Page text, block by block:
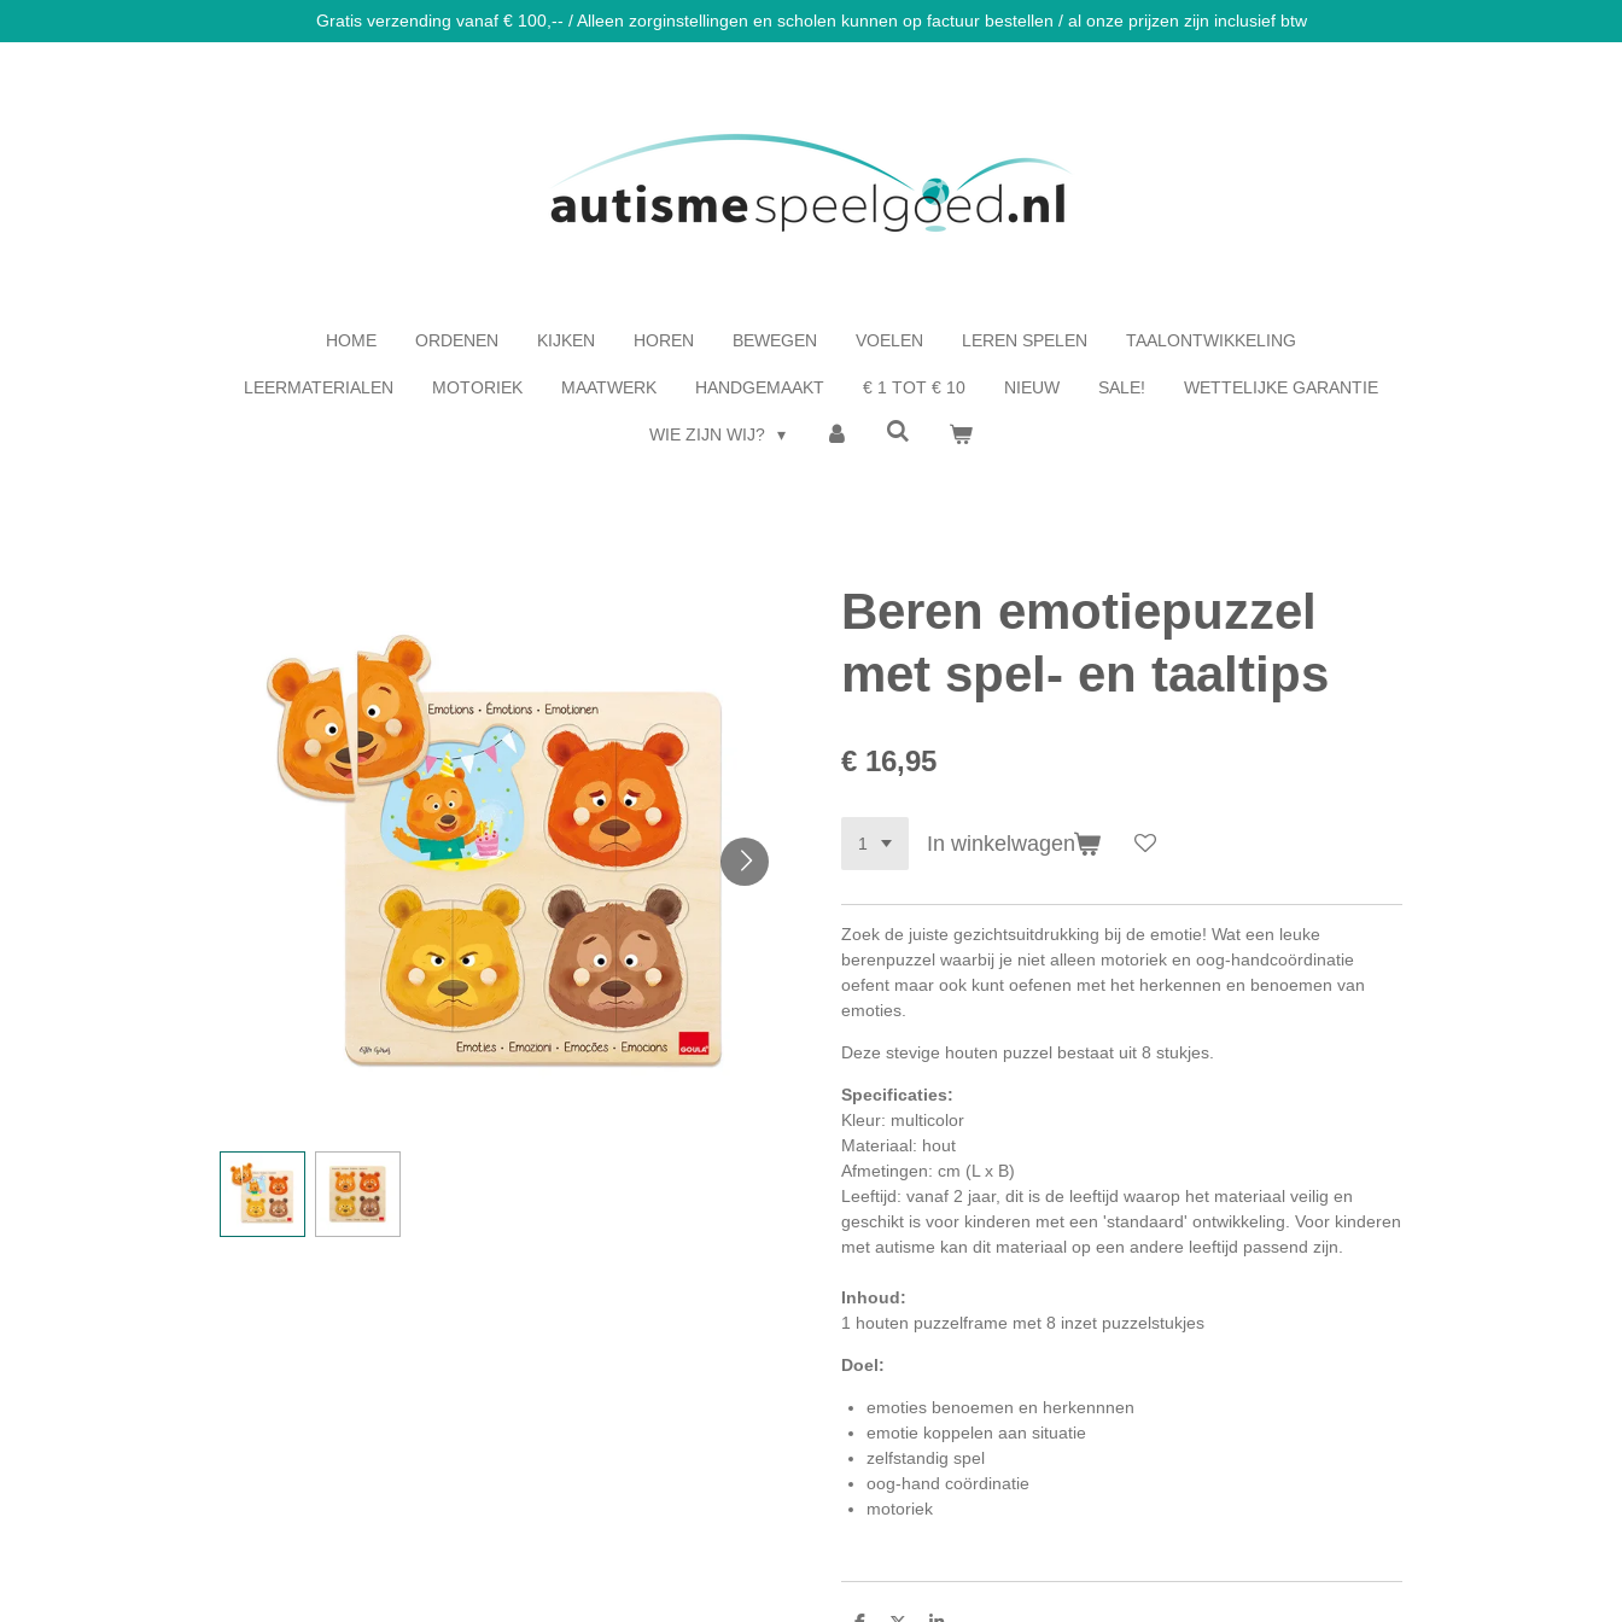
direct
Gratis verzending vanaf € 100,-- / Alleen zorginstellingen en scholen kunnen op factuur bestellen / al onze prijzen zijn inclusief btw
HOME ORDENEN KIJKEN HOREN BEWEGEN VOELEN LEREN SPELEN TAALONTWIKKELING
LEERMATERIALEN MOTORIEK MAATWERK HANDGEMAAKT € 1 TOT € 10 NIEUW SALE! WETTELIJKE GARANTIE
WIE ZIJN WIJ?
Beren emotiepuzzel
met spel- en taaltips
€ 16,95
In winkelwagen
Zoek de juiste gezichtsuitdrukking bij de emotie! Wat een leuke
berenpuzzel waarbij je niet alleen motoriek en oog-handcoördinatie
oefent maar ook kunt oefenen met het herkennen en benoemen van
emoties.
Deze stevige houten puzzel bestaat uit 8 stukjes.
Specificaties:
Kleur: multicolor
Materiaal: hout
Afmetingen: cm (L x B)
Leeftijd: vanaf 2 jaar, dit is de leeftijd waarop het materiaal veilig en
geschikt is voor kinderen met een 'standaard' ontwikkeling. Voor kinderen
met autisme kan dit materiaal op een andere leeftijd passend zijn.
Inhoud:
1 houten puzzelframe met 8 inzet puzzelstukjes
Doel:
emoties benoemen en herkennnen
emotie koppelen aan situatie
zelfstandig spel
oog-hand coördinatie
motoriek